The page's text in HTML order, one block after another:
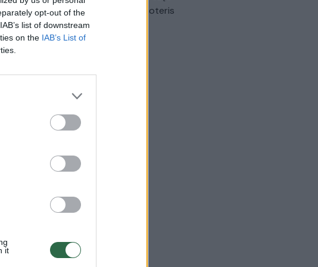
opt-out of the
list of downstream
on the IAB’s List of
it
automobilis sužalojo dvi moteris
Žinios | Lietuvos diena